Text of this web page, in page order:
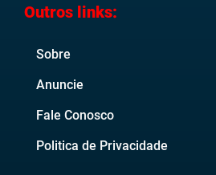
Outros links:
Sobre
Anuncie
Fale Conosco
Politica de Privacidade